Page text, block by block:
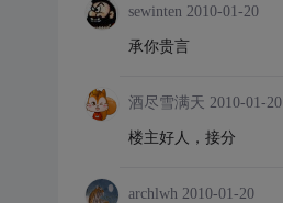
sewinten 2010-01-20
承你贵言
酒尽雪满天 2010-01-20
楼主好人，接分
archlwh 2010-01-20